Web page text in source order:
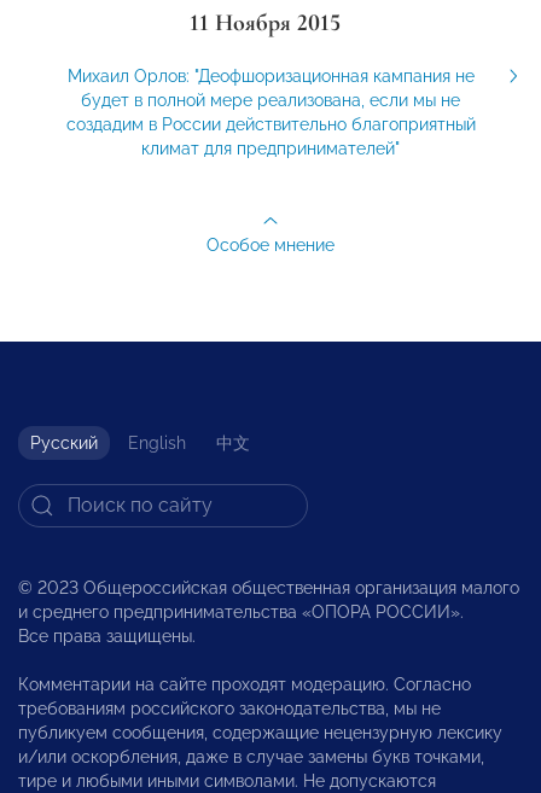
11 Ноября 2015
Михаил Орлов: "Деофшоризационная кампания не
будет в полной мере реализована, если мы не
создадим в России действительно благоприятный
климат для предпринимателей"
Особое мнение
Русский English 中文
© 2023 Общероссийская общественная организация малого
и среднего предпринимательства «ОПОРА РОССИИ».
Все права защищены.
Комментарии на сайте проходят модерацию. Согласно
требованиям российского законодательства, мы не
публикуем сообщения, содержащие нецензурную лексику
и/или оскорбления, даже в случае замены букв точками,
тире и любыми иными символами. Не допускаются